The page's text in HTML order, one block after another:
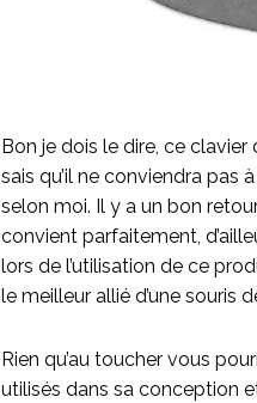
Bon je dois le dire, ce
sais qu’il ne conviendra
selon moi. Il y a un bon
convient parfaitement,
lors de l’utilisation de ce
le meilleur allié d’une souris
Rien qu’au toucher vous
utilisés dans sa conception